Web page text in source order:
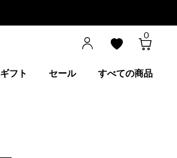
0
ギフト セール すべての商品